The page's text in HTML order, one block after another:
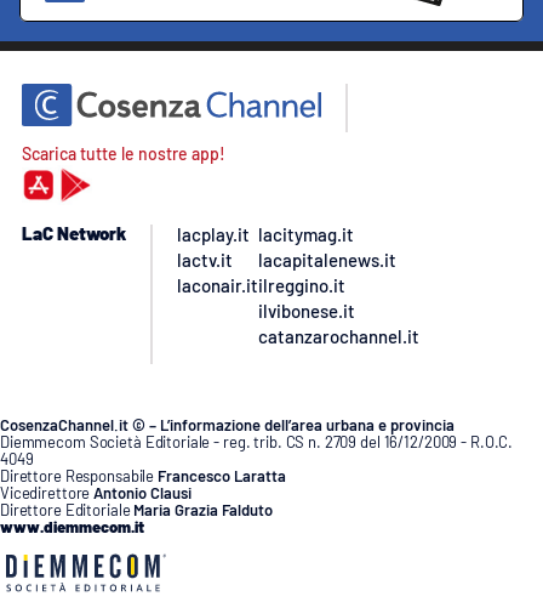
Scarica tutte le nostre app!
LaC Network
lacplay.it
lactv.it
laconair.it
lacitymag.it
lacapitalenews.it
ilreggino.it
ilvibonese.it
catanzarochannel.it
CosenzaChannel.it © – L’informazione dell’area urbana e provincia
Diemmecom Società Editoriale - reg. trib. CS n. 2709 del 16/12/2009 - R.O.C.
4049
Direttore Responsabile Francesco Laratta
VicedirettoreAntonio Clausi
Direttore Editoriale Maria Grazia Falduto
www.diemmecom.it